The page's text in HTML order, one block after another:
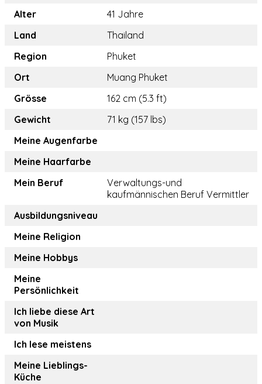
Alter
41 Jahre
Land
Thailand
Region
Phuket
Ort
Muang Phuket
Grösse
162 cm (5.3 ft)
Gewicht
71 kg (157 lbs)
Meine Augenfarbe
Meine Haarfarbe
Mein Beruf
Verwaltungs-und
kaufmännischen Beruf Vermittler
Ausbildungsniveau
Meine Religion
Meine Hobbys
Meine
Persönlichkeit
Ich liebe diese Art
von Musik
Ich lese meistens
Meine Lieblings-
Küche